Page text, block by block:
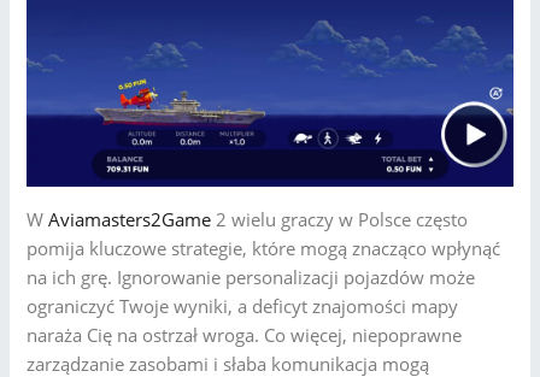
WAviamasters2Game 2 wielu graczy w Polsce często
pomija kluczowe strategie, które mogą znacząco wpłynąć
na ich grę. Ignorowanie personalizacji pojazdów może
ograniczyć Twoje wyniki, a deficyt znajomości mapy
naraża Cię na ostrzał wroga. Co więcej, niepoprawne
zarządzanie zasobami i słaba komunikacja mogą